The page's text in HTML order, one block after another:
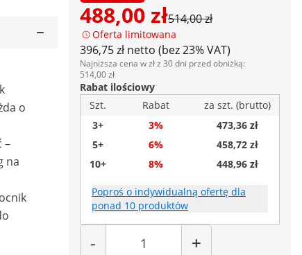
488,00 zł514,00 zł
Oferta limitowana
396,75 zł netto (bez 23% VAT)
Najniższa cena w zł z 30 dni przed obniżką:
514,00 zł
Rabat ilościowy
Szt.
Rabat
za szt. (brutto)
3+
3%
473,36 zł
5+
6%
458,72 zł
10+
8% 448,96 zł
Poproś o indywidualną ofertę dla
ponad 10 produktów
-
Liczba
+
o
–
na